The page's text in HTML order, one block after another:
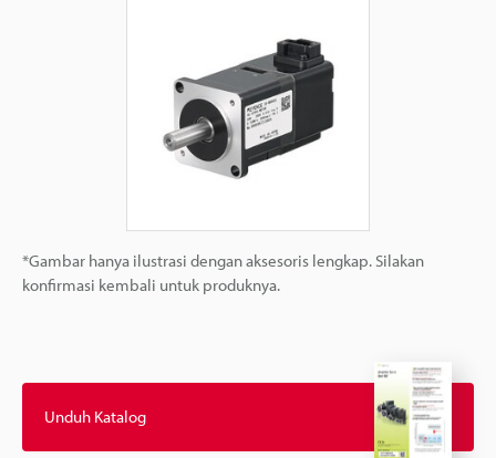
*Gambar hanya ilustrasi dengan aksesoris lengkap. Silakan
konfirmasi kembali untuk produknya.
Unduh Katalog